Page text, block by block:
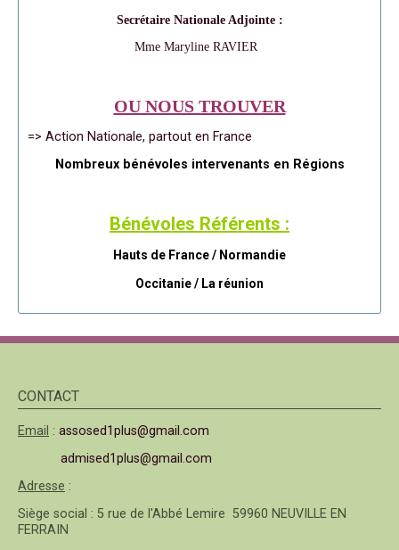
Secrétaire Nationale Adjointe :
Mme Maryline RAVIER
OU NOUS TROUVER
=> Action Nationale, partout en France
Nombreux bénévoles intervenants en Régions
Bénévoles Référents :
Hauts de France / Normandie
Occitanie / La réunion
CONTACT
Email : assosed1plus@gmail.com
admised1plus@gmail.com
Adresse :
Siège social : 5 rue de l'Abbé Lemire 59960 NEUVILLE EN
FERRAIN